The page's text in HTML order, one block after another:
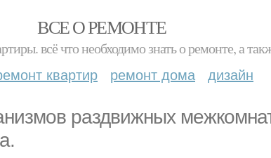
ВСЕ О РЕМОНТЕ
всё что необходимо знать о ремонте, а
квартир ремонт дома дизайн
раздвижных